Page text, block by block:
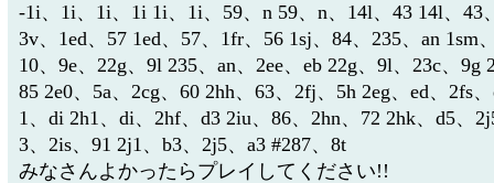
-1i、1i、1i、1i 1i、1i、59、n 59、n、14l、43 14l、43
3v、1ed、57 1ed、57、1fr、56 1sj、84、235、an 1sm
10、9e、22g、9l 235、an、2ee、eb 22g、9l、23c、9g
85 2e0、5a、2cg、60 2hh、63、2fj、5h 2eg、ed、2fs
1、di 2h1、di、2hf、d3 2iu、86、2hn、72 2hk、d5、
3、2is、91 2j1、b3、2j5、a3 #287、8t
みなさんよかったらプレイしてください!!